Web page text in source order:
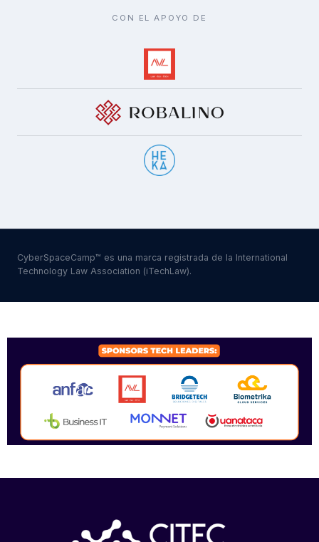
CON EL APOYO DE
CyberSpaceCamp™ es una marca registrada de la International
Technology Law Association (iTechLaw).